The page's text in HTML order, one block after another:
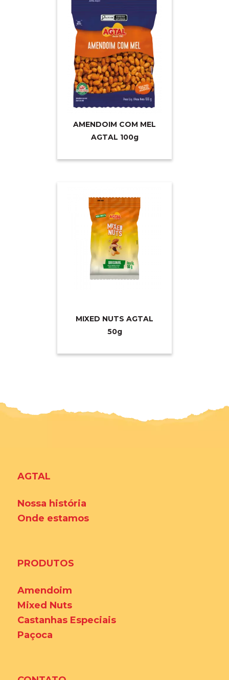
AMENDOIM COM MEL
AGTAL 100g
MIXED NUTS AGTAL
50g
AGTAL
Nossa história
Onde estamos
PRODUTOS
Amendoim
Mixed Nuts
Castanhas Especiais
Paçoca